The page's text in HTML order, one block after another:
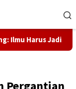
Jadi Panglima